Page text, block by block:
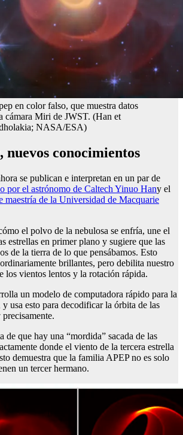
en color falso, que muestra datos
cámara Miri de JWST. (Han et
NASA/ESA)
nuevos conocimientos
se publican e interpretan en un par de
por el astrónomo de Caltech Yinuo Hany el
maestría de la Universidad de Macquarie
el polvo de la nebulosa se enfría, une el
estrellas en primer plano y sugiere que las
de la tierra de lo que pensábamos. Esto
brillantes, pero debilita nuestro
los vientos lentos y la rotación rápida.
un modelo de computadora rápido para la
usa esto para decodificar la órbita de las
de que hay una “mordida” sacada de las
donde el viento de la tercera estrella
demuestra que la familia APEP no es solo
un tercer hermano.